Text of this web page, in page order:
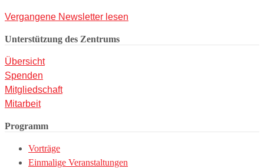
Vergangene Newsletter lesen
Unterstützung des Zentrums
Übersicht
Spenden
Mitgliedschaft
Mitarbeit
Programm
Vorträge
Einmalige Veranstaltungen